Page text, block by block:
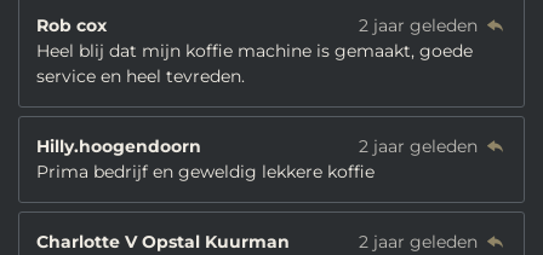
Rob cox
2 jaar geleden
Heel blij dat mijn koffie machine is gemaakt, goede
service en heel tevreden.
Hilly.hoogendoorn
2 jaar geleden
Prima bedrijf en geweldig lekkere koffie
Charlotte V Opstal Kuurman
2 jaar geleden